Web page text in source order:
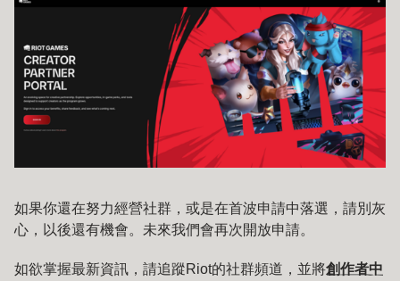
如果你還在努力經營社群，或是在首波申請中落選，請別灰
心，以後還有機會。未來我們會再次開放申請。
如欲掌握最新資訊，請追蹤Riot的社群頻道，並將創作者中